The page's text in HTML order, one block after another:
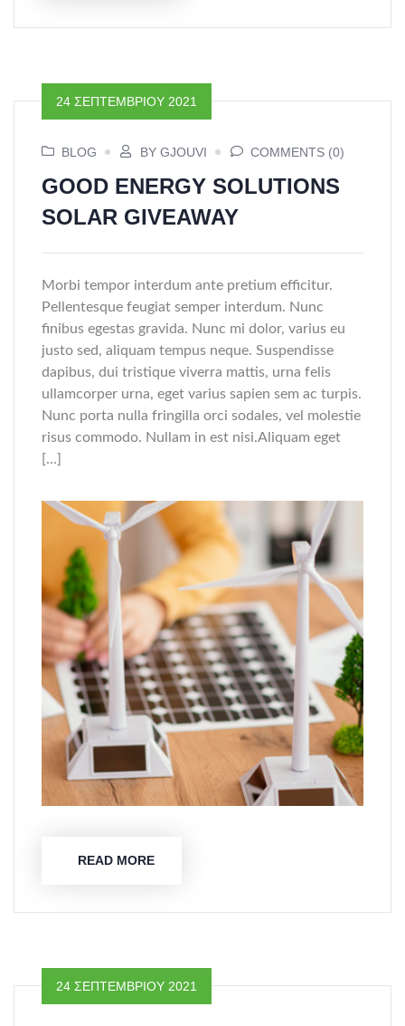
24 ΣΕΠΤΕΜΒΡΊΟΥ 2021
BLOG BY GJOUVI COMMENTS (0)
GOOD ENERGY SOLUTIONS
SOLAR GIVEAWAY
Morbi tempor interdum ante pretium efficitur.
Pellentesque feugiat semper interdum. Nunc
finibus egestas gravida. Nunc mi dolor, varius eu
justo sed, aliquam tempus neque. Suspendisse
dapibus, dui tristique viverra mattis, urna felis
ullamcorper urna, eget varius sapien sem ac turpis.
Nunc porta nulla fringilla orci sodales, vel molestie
risus commodo. Nullam in est nisi.Aliquam eget
[…]
READ MORE
24 ΣΕΠΤΕΜΒΡΊΟΥ 2021